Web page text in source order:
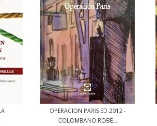
OPERACION PARIS ED 2012 -
COLOMBANO ROBE...